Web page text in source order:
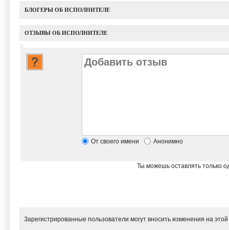
БЛОГЕРЫ ОБ ИСПОЛНИТЕЛЕ
ОТЗЫВЫ ОБ ИСПОЛНИТЕЛЕ
От своего имени Анонимно
Ты можешь оставлять только
Зарегистрированные пользователи могут вносить изменения на